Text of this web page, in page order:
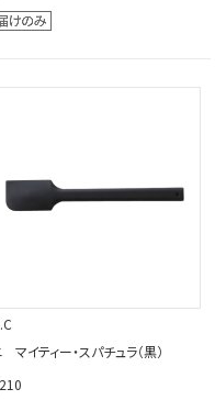
マイティー・スパチュラ（黒）